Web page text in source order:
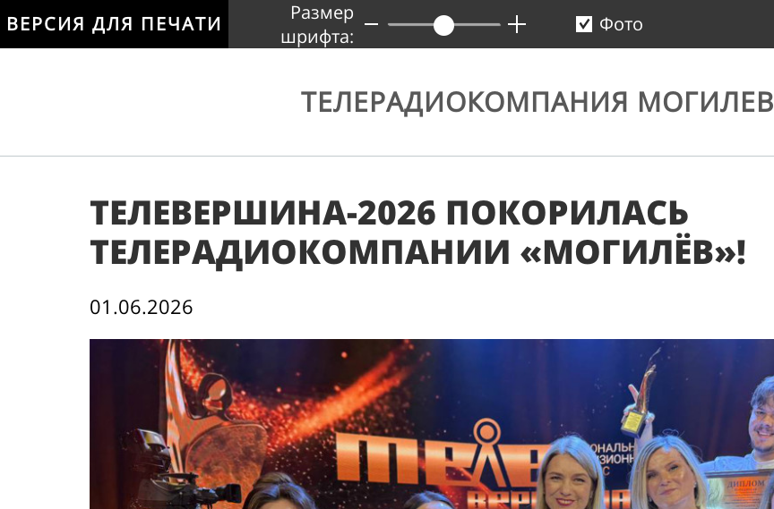
ВЕРСИЯ ДЛЯ ПЕЧАТИ
Размер
шрифта:
Фото
ТЕЛЕРАДИОКОМПАНИЯ МОГИЛЕВ
ТЕЛЕВЕРШИНА-2026 ПОКОРИЛАСЬ
ТЕЛЕРАДИОКОМПАНИИ «МОГИЛЁВ»!
01.06.2026